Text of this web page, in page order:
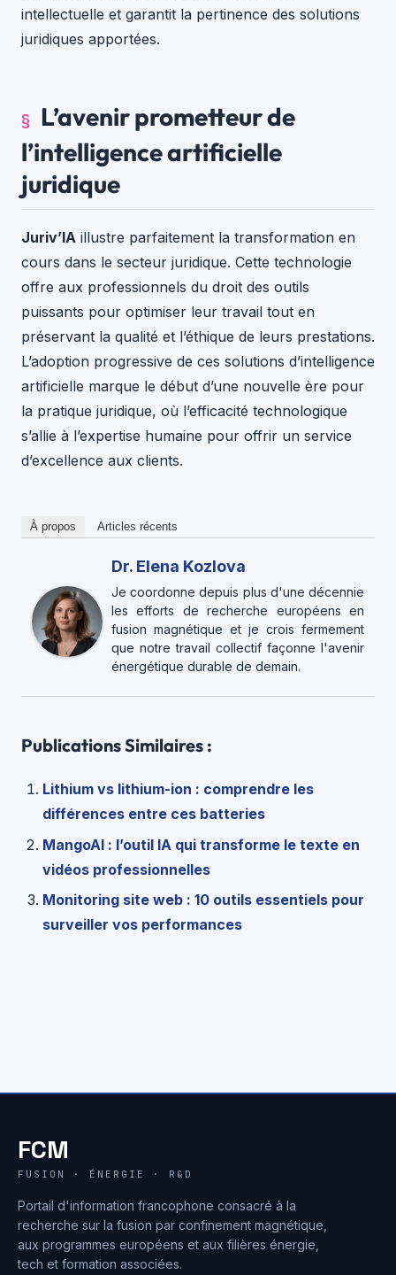
intellectuelle et garantit la pertinence des solutions
juridiques apportées.
L’avenir prometteur de
l’intelligence artificielle
juridique
Juriv’IA illustre parfaitement la transformation en
cours dans le secteur juridique. Cette technologie
offre aux professionnels du droit des outils
puissants pour optimiser leur travail tout en
préservant la qualité et l’éthique de leurs prestations.
L’adoption progressive de ces solutions d’intelligence
artificielle marque le début d’une nouvelle ère pour
la pratique juridique, où l’efficacité technologique
s’allie à l’expertise humaine pour offrir un service
d’excellence aux clients.
À propos Articles récents
Dr. Elena Kozlova
Je coordonne depuis plus d'une décennie
les efforts de recherche européens en
fusion magnétique et je crois fermement
que notre travail collectif façonne l'avenir
énergétique durable de demain.
Publications Similaires :
Lithium vs lithium-ion : comprendre les
différences entre ces batteries
MangoAI : l’outil IA qui transforme le texte en
vidéos professionnelles
Monitoring site web : 10 outils essentiels pour
surveiller vos performances
FCM
FUSION · ÉNERGIE · R&D
Portail d'information francophone consacré à la
recherche sur la fusion par confinement magnétique,
aux programmes européens et aux filières énergie,
tech et formation associées.